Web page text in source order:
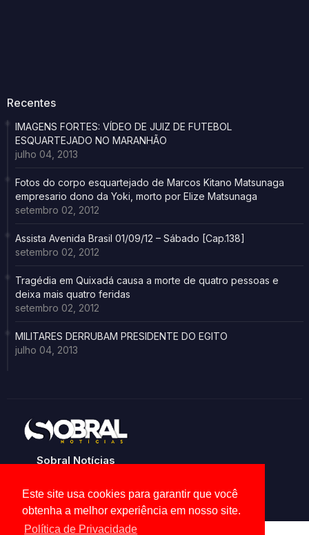
Este site usa cookies para garantir que você
obtenha a melhor experiência em nosso site.
Política de Privacidade
Recentes
IMAGENS FORTES: VÍDEO DE JUIZ DE FUTEBOL
ESQUARTEJADO NO MARANHÃO
julho 04, 2013
Fotos do corpo esquartejado de Marcos Kitano Matsunaga
empresario dono da Yoki, morto por Elize Matsunaga
setembro 02, 2012
Assista Avenida Brasil 01/09/12 – Sábado [Cap.138]
setembro 02, 2012
Tragédia em Quixadá causa a morte de quatro pessoas e
deixa mais quatro feridas
setembro 02, 2012
MILITARES DERRUBAM PRESIDENTE DO EGITO
julho 04, 2013
Sobral Notícias